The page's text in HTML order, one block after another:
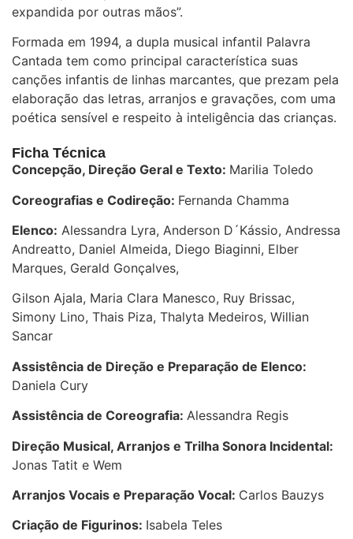
expandida por outras mãos”.
Formada em 1994, a dupla musical infantil Palavra
Cantada tem como principal característica suas
canções infantis de linhas marcantes, que prezam pela
elaboração das letras, arranjos e gravações, com uma
poética sensível e respeito à inteligência das crianças.
Ficha Técnica
Concepção, Direção Geral e Texto: Marilia Toledo
Coreografias e Codireção: Fernanda Chamma
Elenco: Alessandra Lyra, Anderson D´Kássio, Andressa
Andreatto, Daniel Almeida, Diego Biaginni, Elber
Marques, Gerald Gonçalves,
Gilson Ajala, Maria Clara Manesco, Ruy Brissac,
Simony Lino, Thais Piza, Thalyta Medeiros, Willian
Sancar
Assistência de Direção e Preparação de Elenco:
Daniela Cury
Assistência de Coreografia: Alessandra Regis
Direção Musical, Arranjos e Trilha Sonora Incidental:
Jonas Tatit e Wem
Arranjos Vocais e Preparação Vocal: Carlos Bauzys
Criação de Figurinos: Isabela Teles